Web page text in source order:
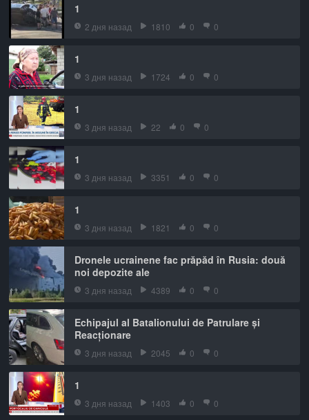
1
2 дня назад 1810 0 0
1
3 дня назад 1724 0 0
1
3 дня назад 22 0 0
1
3 дня назад 3351 0 0
1
3 дня назад 1821 0 0
Dronele ucrainene fac prăpăd în Rusia: două
noi depozite ale
3 дня назад 4389 0 0
Echipajul al Batalionului de Patrulare și
Reacționare
3 дня назад 2045 0 0
1
3 дня назад 1403 0 0